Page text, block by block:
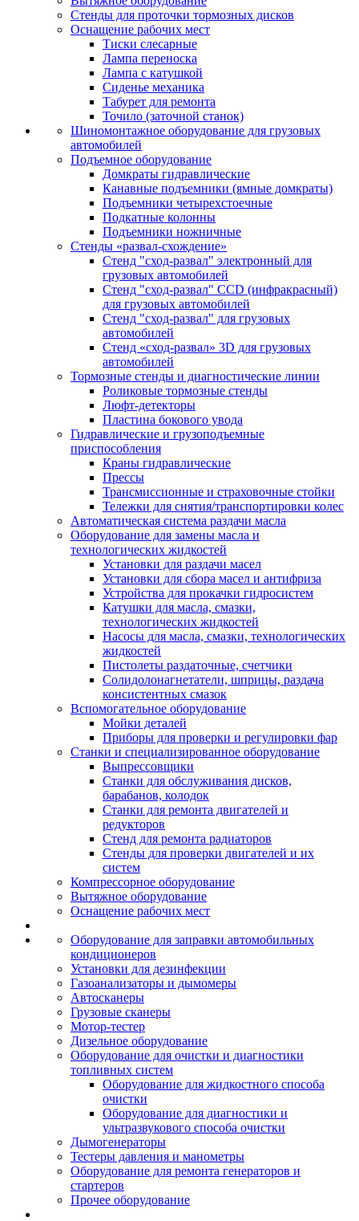
Стенды для проточки тормозных дисков
Оснащение рабочих мест
Тиски слесарные
Лампа переноска
Лампа с катушкой
Сиденье механика
Табурет для ремонта
Точило (заточной станок)
Шиномонтажное оборудование для грузовых
автомобилей
Подъемное оборудование
Домкраты гидравлические
Канавные подъемники (ямные домкраты)
Подъемники четырехстоечные
Подкатные колонны
Подъемники ножничные
Стенды «развал-схождение»
Стенд "сход-развал" электронный для
грузовых автомобилей
Стенд "сход-развал" CCD (инфракрасный)
для грузовых автомобилей
Стенд "сход-развал" для грузовых
автомобилей
Стенд «сход-развал» 3D для грузовых
автомобилей
Тормозные стенды и диагностические линии
Роликовые тормозные стенды
Люфт-детекторы
Пластина бокового увода
Гидравлические и грузоподъемные
приспособления
Краны гидравлические
Прессы
Трансмиссионные и страховочные стойки
Тележки для снятия/транспортировки колес
Автоматическая система раздачи масла
Оборудование для замены масла и
технологических жидкостей
Установки для раздачи масел
Установки для сбора масел и антифриза
Устройства для прокачки гидросистем
Катушки для масла, смазки,
технологических жидкостей
Насосы для масла, смазки, технологических
жидкостей
Пистолеты раздаточные, счетчики
Солидолонагнетатели, шприцы, раздача
консистентных смазок
Вспомогательное оборудование
Мойки деталей
Приборы для проверки и регулировки фар
Станки и специализированное оборудование
Выпрессовщики
Станки для обслуживания дисков,
барабанов, колодок
Станки для ремонта двигателей и
редукторов
Стенд для ремонта радиаторов
Стенды для проверки двигателей и их
систем
Компрессорное оборудование
Вытяжное оборудование
Оснащение рабочих мест
Оборудование для заправки автомобильных
кондиционеров
Установки для дезинфекции
Газоанализаторы и дымомеры
Автосканеры
Грузовые сканеры
Мотор-тестер
Дизельное оборудование
Оборудование для очистки и диагностики
топливных систем
Оборудование для жидкостного способа
очистки
Оборудование для диагностики и
ультразвукового способа очистки
Дымогенераторы
Тестеры давления и манометры
Оборудование для ремонта генераторов и
стартеров
Прочее оборудование